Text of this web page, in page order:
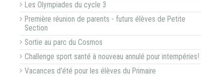
Les Olympiades du cycle 3
Première réunion de parents - futurs élèves de Petite
Section
Sortie au parc du Cosmos
Challenge sport santé à nouveau annulé pour intempéries!
Vacances d'été pour les élèves du Primaire